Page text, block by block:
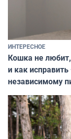
ИНТЕРЕСНОЕ
Кошка не
и как
независимому